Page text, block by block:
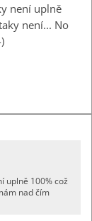
není uplně
není... No
uplně 100% což
nad čím